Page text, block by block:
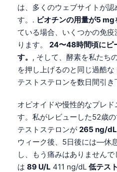
は、多くのウェブサイトが
す。. ビオチンの用量が5 mg
ている場合、いくつかの免
ります。 24〜48時間頃にピ
す。 , そして、酵素を私たち
を押し上げるのと同じ過酷な
テストステロンを数日間引
オピオイドや慢性的なプレ
す。私がレビューした52歳
テストステロンが 265 ng/dL
ウィーク後、5日後には—休
し、もう痛みはありません
は 89 U/L 411 ng/dL 低テス
Lietuvių kalba
Polski
한국어
Slovenščina
Magyar
Shqip
বাংলা
اردو
मराठी
తెలుగు